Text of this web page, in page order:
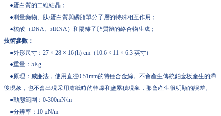
●蛋白質的二維結晶；
●測量藥物、肽/蛋白質與磷脂單分子層的特殊相互作用；
●核酸（DNA、siRNA）和陽離子脂質體的絡合物生成；
技術參數：
●外形尺寸：27 × 28 × 16 (h) cm（10.6 × 11 × 6.3 英寸）
●重量：5Kg
●原理：威廉法，使用直徑0.51mm的特種合金絲。不會產生傳統鉑金板產生的滯
後現象，也不會出現采用濾紙時的幹燥和鹽累積現象，那會產生很明顯的誤差。
●動態範圍：0-300mN/m
●分辨率：10 µN/m